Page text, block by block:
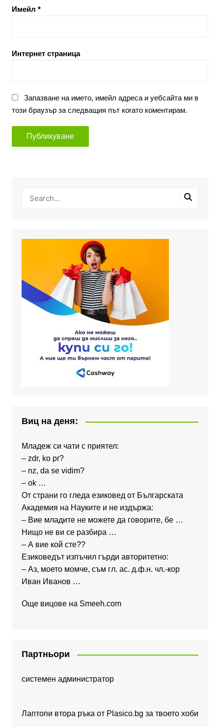
Имейл *
Интернет страница
Запазване на името, имейл адреса и уебсайта ми в
този браузър за следващия път когато коментирам.
Виц на деня:
Младеж си чати с приятел:
– zdr, ko pr?
– nz, da se vidim?
– ok …
От страни го гледа езиковед от Българската
Академия на Науките и не издържа:
– Вие младите не можете да говорите, бе …
Нищо не ви се разбира …
– А вие кой сте??
Езиковедът изпъчил гърди авторитетно:
– Аз, моето момче, съм гл. ас. д.ф.н. чл.-кор
Иван Иванов …
Още вицове на Smeeh.com
Партньори
системен администратор
Лаптопи втора ръка от Plasico.bg за твоето хоби